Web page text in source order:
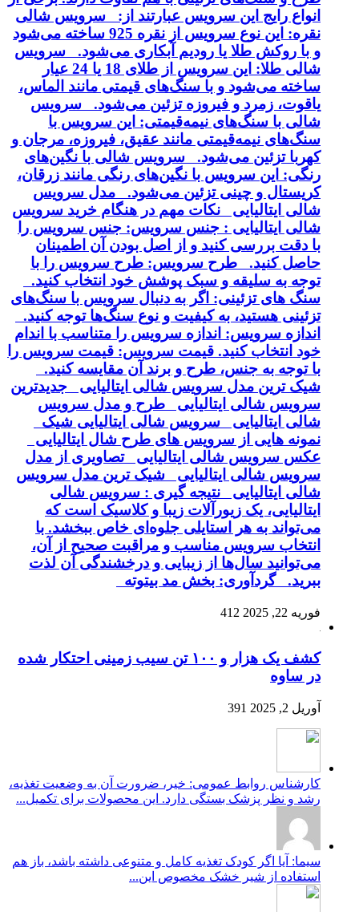
انواع رایج این سرویس عبارتند از: سرویس شالی
نقره: این نوع سرویس از نقره 925 ساخته می‌شود
و با روکش طلا یا رودیم آبکاری می‌شود. سرویس
شالی طلا: این سرویس از طلای 18 یا 24 عیار
ساخته می‌شود و با سنگ‌های قیمتی مانند الماس،
یاقوت، زمرد و فیروزه تزئین می‌شود. سرویس
شالی با سنگ‌های نیمه‌قیمتی: این سرویس با
سنگ‌های نیمه‌قیمتی مانند عقیق، فیروزه، مرجان و
کهربا تزئین می‌شود. سرویس شالی با نگین‌های
رنگی: این سرویس با نگین‌های رنگی مانند زرقان،
کریستال و چینی تزئین می‌شود. مدل سرویس
شالی ایتالیایی نکات مهم در هنگام خرید سرویس
شالی ایتالیایی : جنس سرویس: جنس سرویس را
با دقت بررسی کنید و از اصل بودن آن اطمینان
حاصل کنید. طرح سرویس: طرح سرویس را با
توجه به سلیقه و سبک پوشش خود انتخاب کنید.
سنگ های تزئینی: اگر به دنبال سرویس با سنگ‌های
تزئینی هستید، به کیفیت و نوع سنگ‌ها توجه کنید.
اندازه سرویس: اندازه سرویس را متناسب با اندام
خود انتخاب کنید. قیمت سرویس: قیمت سرویس را
با توجه به جنس، طرح و برند آن مقایسه کنید.
شیک ترین مدل سرویس شالی ایتالیایی جدیدترین
سرویس شالی ایتالیایی طرح و مدل سرویس
شالی ایتالیایی سرویس شالی ایتالیایی شیک
نمونه هایی از سرویس های طرح شال ایتالیایی
عکس سرویس شالی ایتالیایی تصاویری از مدل
سرویس شالی ایتالیایی شیک ترین مدل سرویس
شالی ایتالیایی نتیجه گیری : سرویس شالی
ایتالیایی، یک زیورآلات زیبا و کلاسیک است که
می‌تواند به هر استایلی جلوه‌ای خاص ببخشد. با
انتخاب سرویس مناسب و مراقبت صحیح از آن،
می‌توانید سال‌ها از زیبایی و درخشندگی آن لذت
ببرید. گردآوری: بخش مد بیتوته
فوریه 22, 2025 412
کشف یک هزار و ۱۰۰ تن سیب زمینی احتکار شده
در ساوه
آوریل 2, 2025 391
کارشناس روابط عمومی: خیر، ضرورت آن به وضعیت تغذیه،
رشد و نظر پزشک بستگی دارد. این محصولات برای تکمیل...
سیما: آیا اگر کودک تغذیه کامل و متنوعی داشته باشد، باز هم
استفاده از شیر خشک مخصوص این...